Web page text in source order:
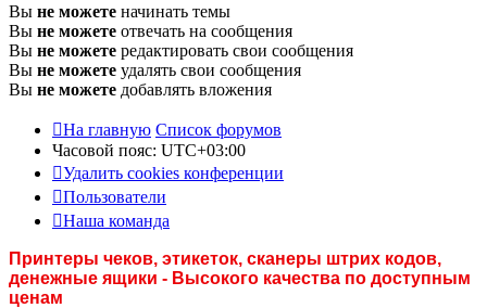
Вы не можете начинать темы
Вы не можете отвечать на сообщения
Вы не можете редактировать свои сообщения
Вы не можете удалять свои сообщения
Вы не можете добавлять вложения
На главную Список форумов
Часовой пояс: UTC+03:00
Удалить cookies конференции
Пользователи
Наша команда
Принтеры чеков, этикеток, сканеры штрих кодов,
денежные ящики - Высокого качества по доступным
ценам